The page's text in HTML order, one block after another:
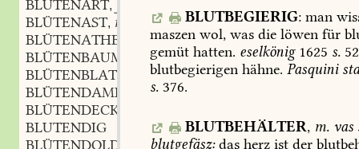
BLÜTENART,
BLÜTENAST, m.
BLÜTENATHEM
m.
BLÜTENBAUM
BLÜTENBLATT
BLÜTENDAMPF
BLÜTENDECKE
BLUTENDIG
BLÜTENDOLDE
BLUTBEGIERIG:man
maszen wol, was die löwen für
gemüt hatten. eselkönig1625 s.
blutbegierigen hähne. Pasquini
s. 376.
BLUTBEHÄLTER, m. vas
blutgefäsz:das herz ist der